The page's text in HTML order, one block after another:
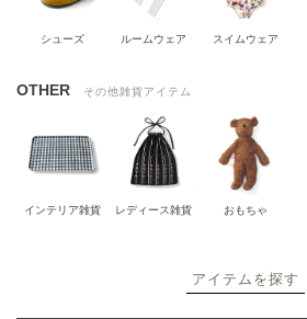
シューズ ルームウェア スイムウェア
OTHER その他雑貨アイテム
インテリア雑貨 レディース雑貨 おもちゃ
アイテムを探す